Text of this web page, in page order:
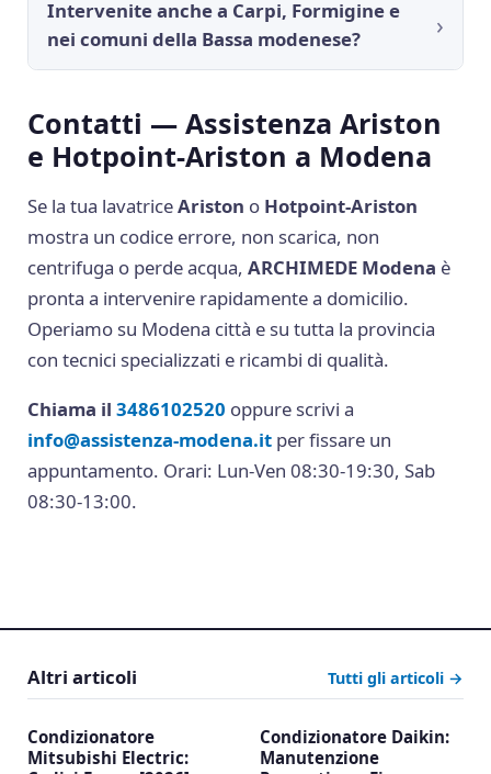
Intervenite anche a Carpi, Formigine e
nei comuni della Bassa modenese?
Contatti — Assistenza Ariston
e Hotpoint-Ariston a Modena
Se la tua lavatriceAriston o Hotpoint-Ariston
mostra un codice errore, non scarica, non
centrifuga o perde acqua,ARCHIMEDE Modena è
pronta a intervenire rapidamente a domicilio.
Operiamo su Modena città e su tutta la provincia
con tecnici specializzati e ricambi di qualità.
Chiama il3486102520 oppure scrivi a
info@assistenza-modena.it per fissare un
appuntamento. Orari: Lun-Ven 08:30-19:30, Sab
08:30-13:00.
Altri articoli Tutti gli articoli →
Condizionatore
Mitsubishi Electric:
Condizionatore Daikin:
Manutenzione